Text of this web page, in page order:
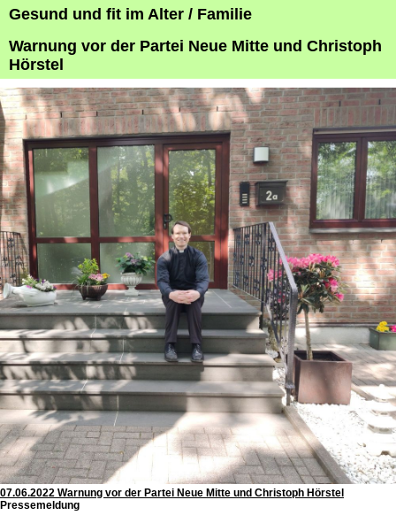
Gesund und fit im Alter / Familie
Warnung vor der Partei Neue Mitte und Christoph
Hörstel
07.06.2022 Warnung vor der Partei Neue Mitte und Christoph Hörstel
Pressemeldung